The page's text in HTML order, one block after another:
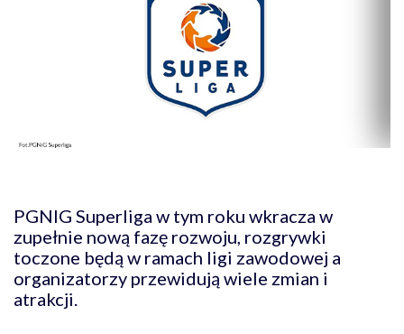
PGNIG Superliga w tym roku wkracza w
zupełnie nową fazę rozwoju, rozgrywki
toczone będą w ramach ligi zawodowej a
organizatorzy przewidują wiele zmian i
atrakcji.